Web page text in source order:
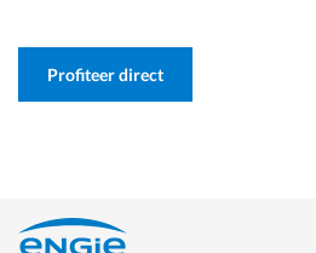
Profiteer direct